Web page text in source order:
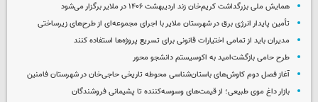
همایش ملی بزرگداشت کریم‌خان زند اردیبهشت ۱۴۰۶ در ملایر برگزار می‌شود
تأمین پایدار انرژی برق در شهرستان ملایر با اجرای مجموعه‌ای از طرح‌های زیرساختی
مدیران باید از تمامی اختیارات قانونی برای تسریع پروژه‌ها استفاده کنند
طرح حامی بازگشت‌امید به اکوسیستم دانشجو محور
آغاز فصل دوم کاوش‌های باستان‌شناسی محوطه تاریخی حاجی‌خان در شهرستان فامنین
بازار داغ موی طبیعی؛ از قیمت‌های وسوسه‌کننده تا پشیمانی فروشندگان